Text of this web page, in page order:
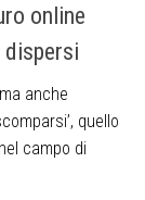
online
dispersi
anche
quello
campo di